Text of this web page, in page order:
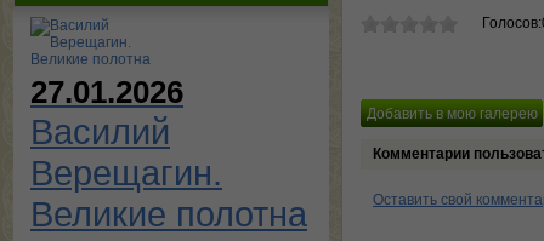
27.01.2026
Василий
Верещагин.
Великие полотна
Комментарии
Оставить свой